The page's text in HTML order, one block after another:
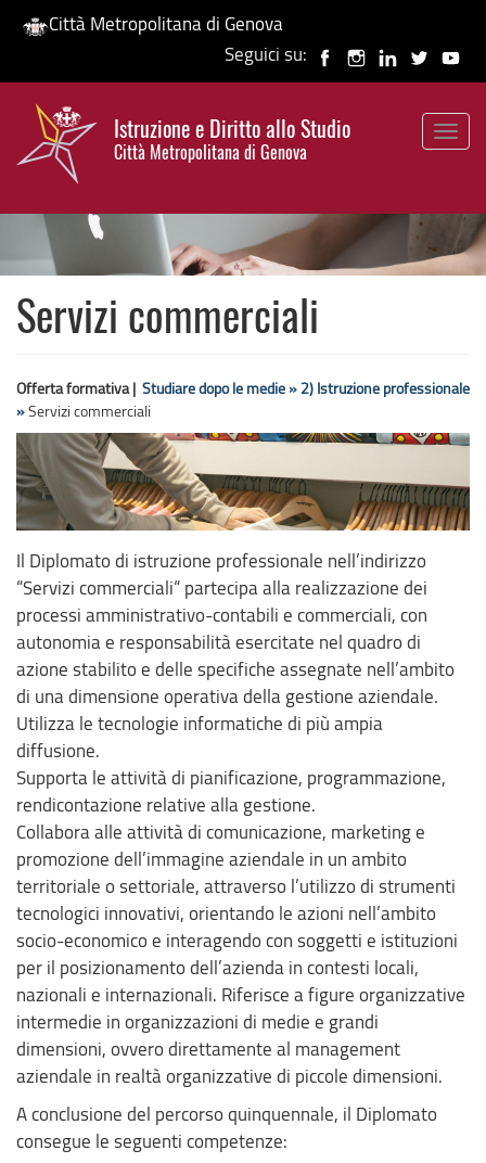
Salta
contenuto
principale
Città Metropolitana di Genova
Seguici su:
Istruzione e Diritto allo Studio
Città Metropolitana di Genova
HP banner
Servizi commerciali
Offerta formativa | Studiare dopo le medie » 2) Istruzione professionale
»Servizi commerciali
Il Diplomato di istruzione professionale nell’indirizzo
“Servizi commerciali“ partecipa alla realizzazione dei
processi amministrativo-contabili e commerciali, con
autonomia e responsabilità esercitate nel quadro di
azione stabilito e delle specifiche assegnate nell’ambito
di una dimensione operativa della gestione aziendale.
Utilizza le tecnologie informatiche di più ampia
diffusione.
Supporta le attività di pianificazione, programmazione,
rendicontazione relative alla gestione.
Collabora alle attività di comunicazione, marketing e
promozione dell’immagine aziendale in un ambito
territoriale o settoriale, attraverso l’utilizzo di strumenti
tecnologici innovativi, orientando le azioni nell’ambito
socio-economico e interagendo con soggetti e istituzioni
per il posizionamento dell’azienda in contesti locali,
nazionali e internazionali. Riferisce a figure organizzative
intermedie in organizzazioni di medie e grandi
dimensioni, ovvero direttamente al management
aziendale in realtà organizzative di piccole dimensioni.
A conclusione del percorso quinquennale, il Diplomato
consegue le seguenti competenze: